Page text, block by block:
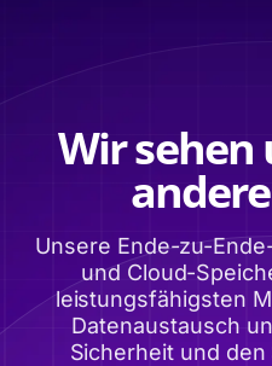
Wir sehen
Unsere Ende-zu-
und Cloud-
leistungsfähigsten
Datenaustausch
Sicherheit und